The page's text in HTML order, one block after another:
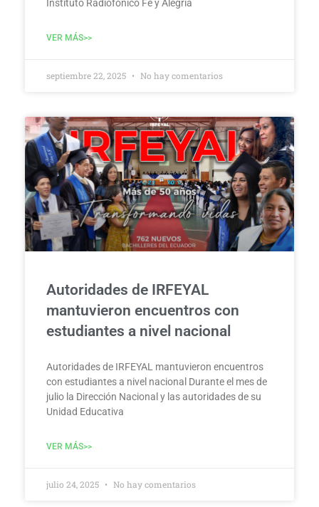
Instituto Radiofónico Fe y Alegría
VER MÁS>>
septiembre 22, 2025 No hay comentarios
Autoridades de IRFEYAL
mantuvieron encuentros con
estudiantes a nivel nacional
Autoridades de IRFEYAL mantuvieron encuentros
con estudiantes a nivel nacional Durante el mes de
julio la Dirección Nacional y las autoridades de su
Unidad Educativa
VER MÁS>>
julio 24, 2025 No hay comentarios